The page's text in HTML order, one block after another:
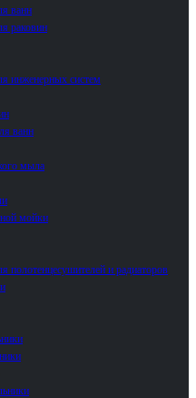
ванн
раковин
инженерных систем
ванн
мыла
мойки
полотенцесушителей и радиаторов